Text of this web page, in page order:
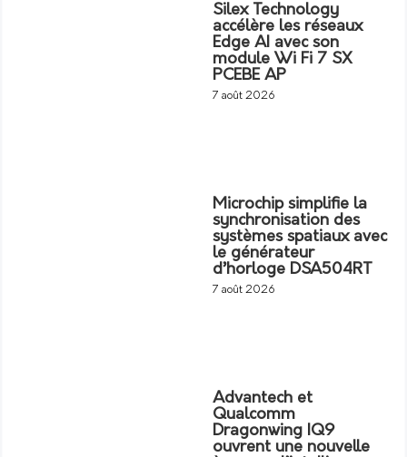
Silex Technology
accélère les réseaux
Edge AI avec son
module Wi Fi 7 SX
PCEBE AP
7 août 2026
Microchip simplifie la
synchronisation des
systèmes spatiaux avec
le générateur
d’horloge DSA504RT
7 août 2026
Advantech et
Qualcomm
Dragonwing IQ9
ouvrent une nouvelle